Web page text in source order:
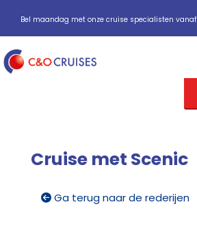
Bel maandag met onze cruise specialisten vanaf
Cruise met Scenic
Ga terug naar de rederijen